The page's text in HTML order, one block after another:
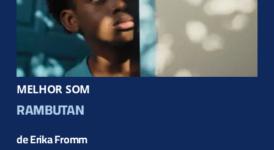
MELHOR SOM
RAMBUTAN
de Erika Fromm